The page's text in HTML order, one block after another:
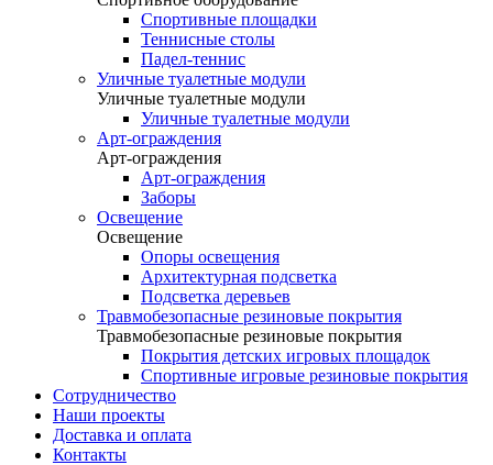
Спортивные площадки
Теннисные столы
Падел-теннис
Уличные туалетные модули
Уличные туалетные модули
Уличные туалетные модули
Арт-ограждения
Арт-ограждения
Арт-ограждения
Заборы
Освещение
Освещение
Опоры освещения
Архитектурная подсветка
Подсветка деревьев
Травмобезопасные резиновые покрытия
Травмобезопасные резиновые покрытия
Покрытия детских игровых площадок
Спортивные игровые резиновые покрытия
Сотрудничество
Наши проекты
Доставка и оплата
Контакты